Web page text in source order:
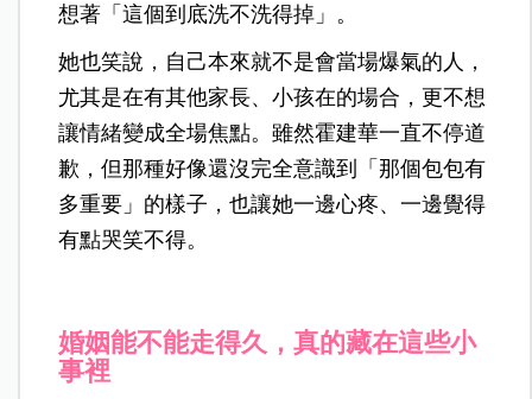
想著「這個到底洗不洗得掉」。
她也笑說，自己本來就不是會當場爆氣的人，
尤其是在有其他家長、小孩在的場合，更不想
讓情緒變成全場焦點。雖然霍建華一直不停道
歉，但那種好像還沒完全意識到「那個包包有
多重要」的樣子，也讓她一邊心疼、一邊覺得
有點哭笑不得。
婚姻能不能走得久，真的藏在這些小
事裡